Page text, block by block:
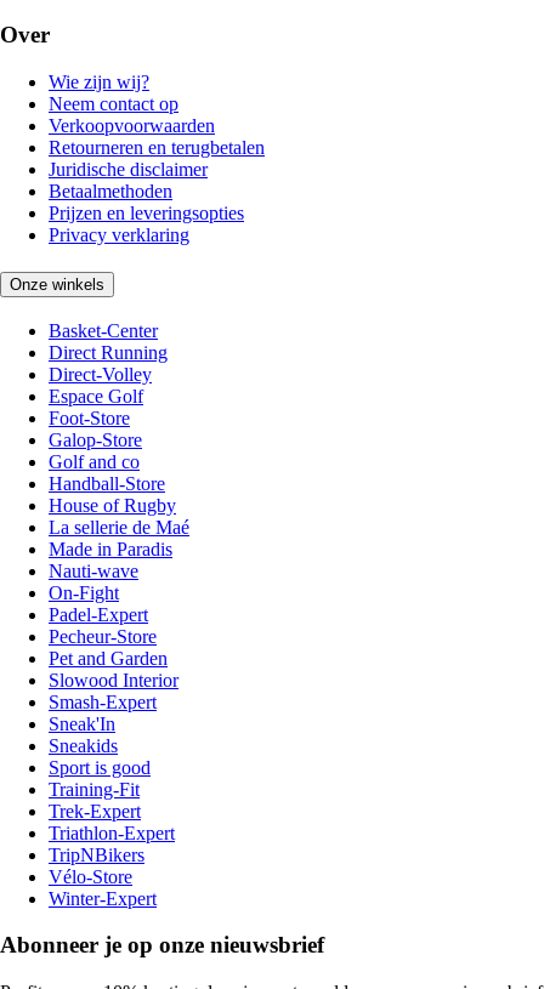
Over
Wie zijn wij?
Neem contact op
Verkoopvoorwaarden
Retourneren en terugbetalen
Juridische disclaimer
Betaalmethoden
Prijzen en leveringsopties
Privacy verklaring
Onze winkels
Basket-Center
Direct Running
Direct-Volley
Espace Golf
Foot-Store
Galop-Store
Golf and co
Handball-Store
House of Rugby
La sellerie de Maé
Made in Paradis
Nauti-wave
On-Fight
Padel-Expert
Pecheur-Store
Pet and Garden
Slowood Interior
Smash-Expert
Sneak'In
Sneakids
Sport is good
Training-Fit
Trek-Expert
Triathlon-Expert
TripNBikers
Vélo-Store
Winter-Expert
Abonneer je op onze nieuwsbrief